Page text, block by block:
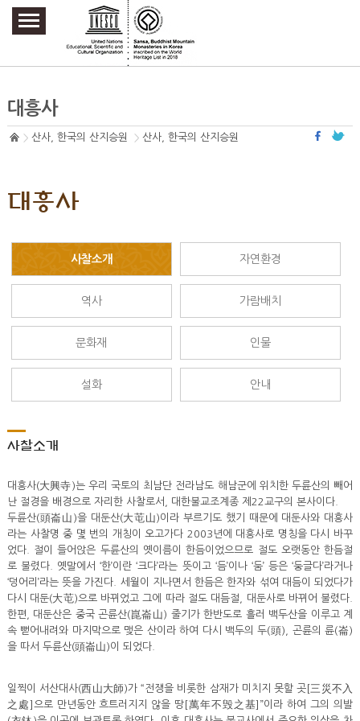
주요메뉴 바로가기
본문 바로가기
하단메뉴 바로가기
대흥사
산사, 한국의 산지승원 산사, 한국의 산지승원
대흥사
사찰소개 자연환경
역사 가람배치
문화재 인물
설화 안내
사찰소개
대흥사(大興寺)는 우리 국토의 최남단 전라남도 해남군에 위치한 두륜산의 빼어
난 절경을 배경으로 자리한 사찰로서, 대한불교조계종 제22교구의 본사이다.
두륜산(頭崙山)을 대둔산(大芚山)이라 부르기도 했기 때문에 대둔사와 대흥사
라는 사찰명 중 몇 번의 개칭이 오고가다 2003년에 대흥사로 명칭을 다시 바꾸
었다. 절이 들어앉은 두륜산의 옛이름이 한듬이었으므로 절도 오랫동안 한듬절
로 불렸다. 옛말에서 ‘한’이란 ‘크다’라는 뜻이고 ‘듬’이나 ‘둠’ 등은 ‘둥글다’라거나
‘덩어리’라는 뜻을 가진다. 세월이 지나면서 한듬은 한자와 섞여 대듬이 되었다가
다시 대둔(大芚)으로 바뀌었고 그에 따라 절도 대듬절, 대둔사로 바뀌어 불렸다.
한편, 대둔산은 중국 곤륜산(崑崙山) 줄기가 한반도로 흘러 백두산을 이루고 계
속 뻗어내려와 마지막으로 맺은 산이라 하여 다시 백두의 두(頭), 곤륜의 륜(崙)
을 따서 두륜산(頭崙山)이 되었다.
일찍이 서산대사(西山大師)가 “전쟁을 비롯한 삼재가 미치지 못할 곳[三災不入
之處]으로 만년동안 흐트러지지 않을 땅[萬年不毁之基]”이라 하여 그의 의발